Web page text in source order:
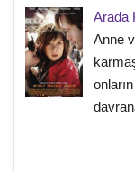
Arada
Anne